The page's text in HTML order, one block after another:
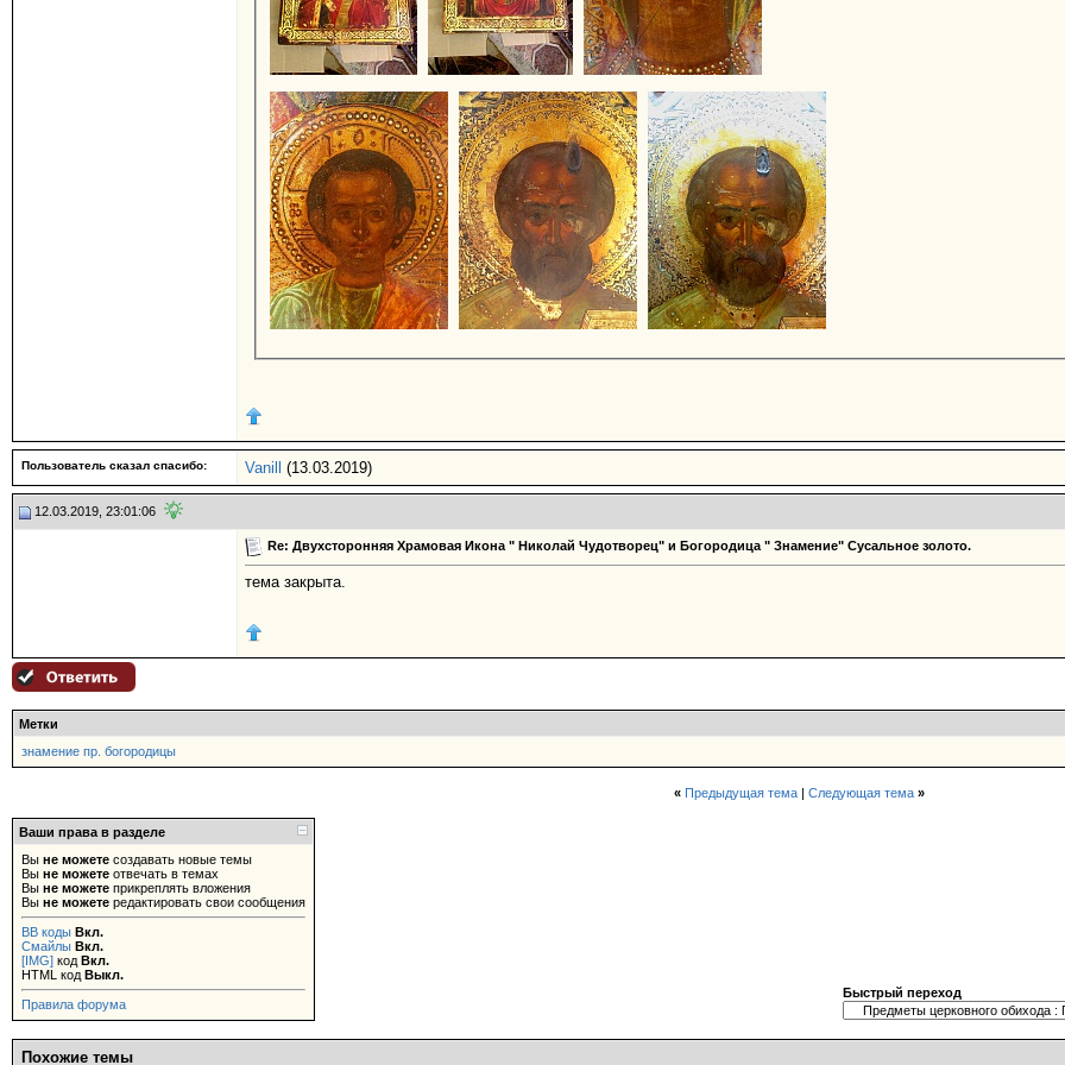
Пользователь сказал cпасибо: Vanill (13.03.2019)
12.03.2019, 23:01:06
Re: Двухсторонняя Храмовая Икона " Николай Чудотворец" и Богородица " Знамение" Сусальное золото.
тема закрыта.
Метки
знамение пр. богородицы
« Предыдущая тема| Следующая тема »
Ваши права в разделе
Вы не можете создавать новые темы
Вы не можете отвечать в темах
Вы не можете прикреплять вложения
Вы не можете редактировать свои сообщения
BB коды Вкл.
Смайлы Вкл.
[IMG] код Вкл.
HTML код Выкл.
Правила форума
Быстрый переход
Похожие темы